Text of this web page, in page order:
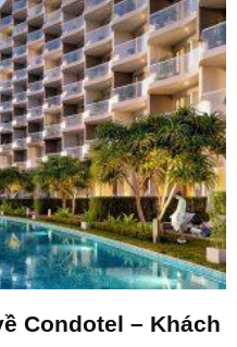
Condotel – Khách